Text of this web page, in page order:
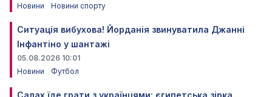
Новини
Новини спорту
Ситуація вибухова! Йорданія звинуватила Джанні
Інфантіно у шантажі
05.08.2026 10:01
Новини
Футбол
Салах їде грати з українцями: єгипетська зірка